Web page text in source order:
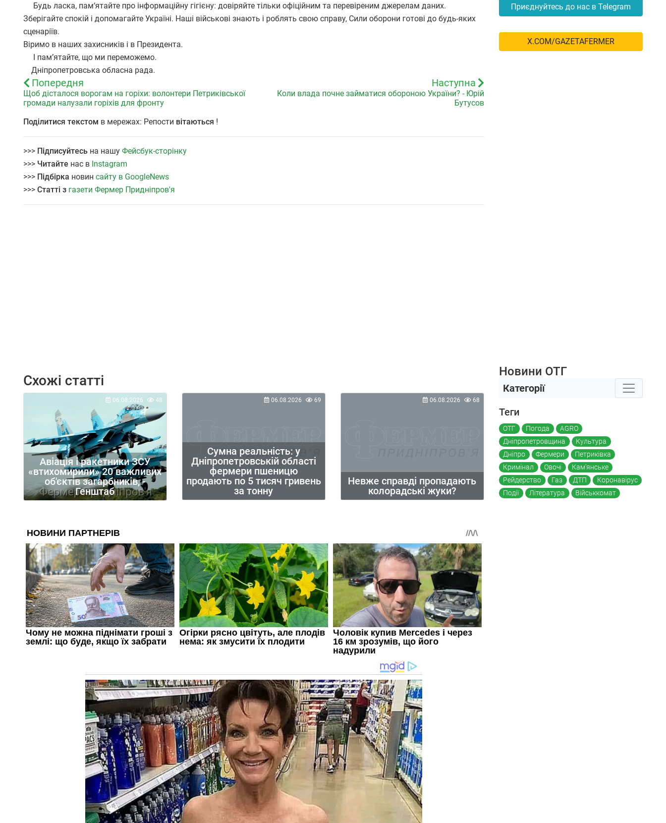
Будь ласка, пам‘ятайте про інформаційну гігієну: довіряйте тільки офіційним та перевіреним джерелам даних.
Зберігайте спокій і допомагайте Україні. Наші військові знають і роблять свою справу, Сили оборони готові до будь-яких
сценаріїв.
Віримо в наших захисників і в Президента.
І пам’ятайте, що ми переможемо.
Дніпропетровська обласна рада.
Попередня
Щоб дісталося ворогам на горіхи: волонтери Петриківської
громади налузали горіхів для фронту
Наступна
Коли влада почне займатися обороною України? - Юрій
Бутусов
Поділитися текстом в мережах: Репости вітаються !
>>> Підписуйтесь на нашу Фейсбук-сторінку
>>> Читайте нас в Instagram
>>> Підбірка новин сайту в GoogleNews
>>> Статті з газети Фермер Придніпров'я
Схожі статті
Авіація і ракетники ЗСУ
«втихомирили» 20 важливих
об'єктів загарбників, -
Генштаб
06.08.2026 48
Сумна реальність: у
Дніпропетровській області
фермери пшеницю
продають по 5 тисяч гривень
за тонну
06.08.2026 69
Невже справді пропадають
колорадські жуки?
06.08.2026 68
Приєднуйтесь до нас в Telegram
X.COM/GAZETAFERMER
Новини ОТГ
Категорії
Теги
ОТГ Погода
AGRO
Дніпропетровщина
Культура
Дніпро
Фермери
Петриківка
Кримінал
Овочі
Кам'янське
Рейдерство
Газ ДТП
Коронавірус
Події
Література Військкомат